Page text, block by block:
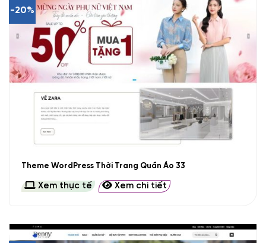
-20%
Theme WordPress Thời Trang Quần Áo 33
Xem thực tế Xem chi tiết